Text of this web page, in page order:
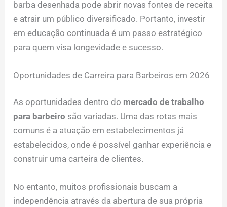
barba desenhada pode abrir novas fontes de receita
e atrair um público diversificado. Portanto, investir
em educação continuada é um passo estratégico
para quem visa longevidade e sucesso.
Oportunidades de Carreira para Barbeiros em 2026
As oportunidades dentro do mercado de trabalho
para barbeiro são variadas. Uma das rotas mais
comuns é a atuação em estabelecimentos já
estabelecidos, onde é possível ganhar experiência e
construir uma carteira de clientes.
No entanto, muitos profissionais buscam a
independência através da abertura de sua própria